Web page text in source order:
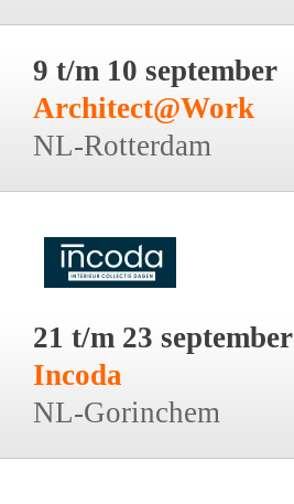
9 t/m 10 september
Architect@Work
NL-Rotterdam
21 t/m 23 september
Incoda
NL-Gorinchem